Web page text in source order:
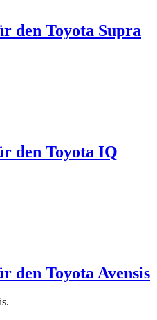
den Toyota Supra
den Toyota IQ
den Toyota Avensis